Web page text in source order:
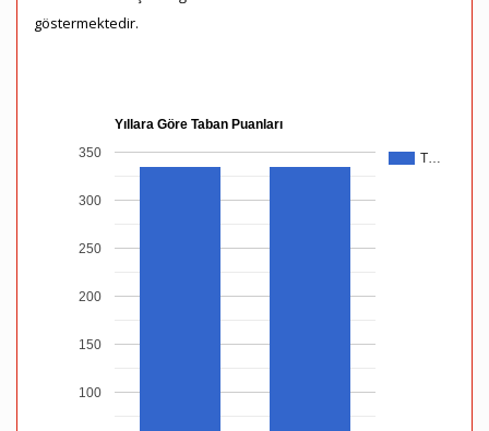
göstermektedir.
Yıllara Göre Taban Puanları
T…
100
150
200
250
300
350